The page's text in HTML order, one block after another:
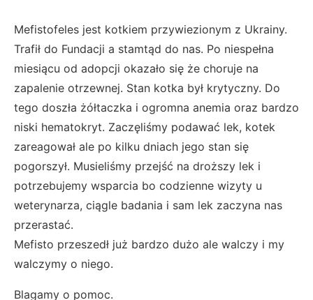
Mefistofeles jest kotkiem przywiezionym z Ukrainy.
Trafił do Fundacji a stamtąd do nas. Po niespełna
miesiącu od adopcji okazało się że choruje na
zapalenie otrzewnej. Stan kotka był krytyczny. Do
tego doszła żółtaczka i ogromna anemia oraz bardzo
niski hematokryt. Zaczęliśmy podawać lek, kotek
zareagował ale po kilku dniach jego stan się
pogorszył. Musieliśmy przejść na droższy lek i
potrzebujemy wsparcia bo codzienne wizyty u
weterynarza, ciągle badania i sam lek zaczyna nas
przerastać.
Mefisto przeszedł już bardzo dużo ale walczy i my
walczymy o niego.
Blagamy o pomoc.